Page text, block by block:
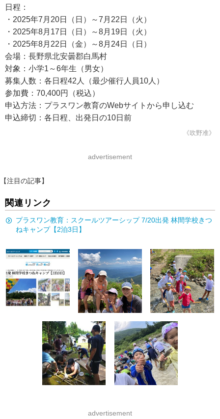
日程：
・2025年7月20日（日）～7月22日（火）
・2025年8月17日（日）～8月19日（火）
・2025年8月22日（金）～8月24日（日）
会場：長野県北安曇郡白馬村
対象：小学1～6年生（男女）
募集人数：各日程42人（最少催行人員10人）
参加費：70,400円（税込）
申込方法：プラスワン教育のWebサイトから申し込む
申込締切：各日程、出発日の10日前
《吹野准》
advertisement
【注目の記事】
関連リンク
プラスワン教育：スクールツアーシップ 7/20出発 林間学校きつ
ねキャンプ【2泊3日】
advertisement